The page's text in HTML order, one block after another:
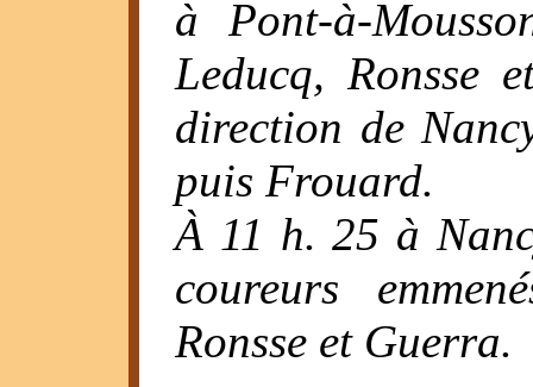
à Pont-à-
Leducq, Ronsse
direction de
puis Frouard.
À 11 h. 25 à
coureurs
Ronsse et Guerra.